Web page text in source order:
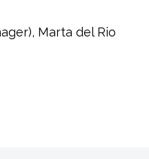
Marta del Rio